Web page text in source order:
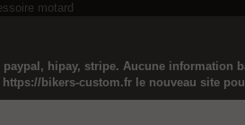
hipay, stripe. Aucune information
bikers-custom.fr le nouveau site